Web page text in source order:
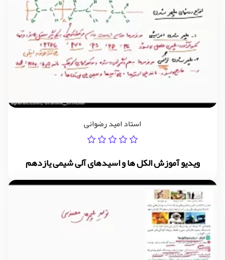
استاد امید رضوانی
ویدیو آموزش الکل ها و اسیدهای آلی شیمی یازدهم